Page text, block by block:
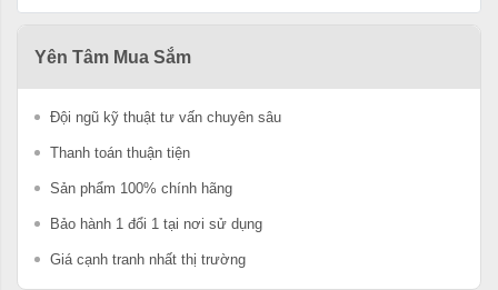
Yên Tâm Mua Sắm
Đội ngũ kỹ thuật tư vấn chuyên sâu
Thanh toán thuận tiện
Sản phẩm 100% chính hãng
Bảo hành 1 đổi 1 tại nơi sử dụng
Giá cạnh tranh nhất thị trường